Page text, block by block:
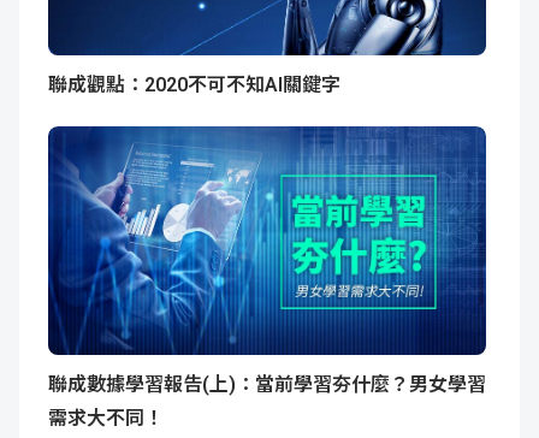
聯成觀點：2020不可不知AI關鍵字
聯成數據學習報告(上)：當前學習夯什麼？男女學習
需求大不同！